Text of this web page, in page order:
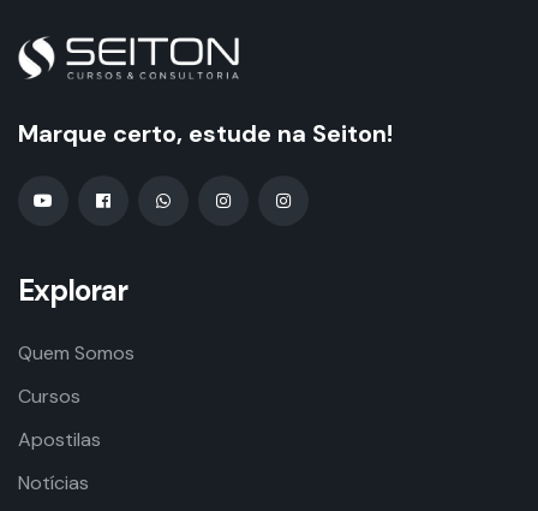
Marque certo, estude na Seiton!
Explorar
Quem Somos
Cursos
Apostilas
Notícias